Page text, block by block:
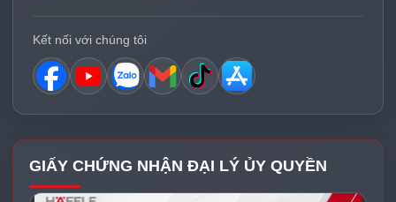
Kết nối với chúng tôi
GIẤY CHỨNG NHẬN ĐẠI LÝ ỦY QUYỀN